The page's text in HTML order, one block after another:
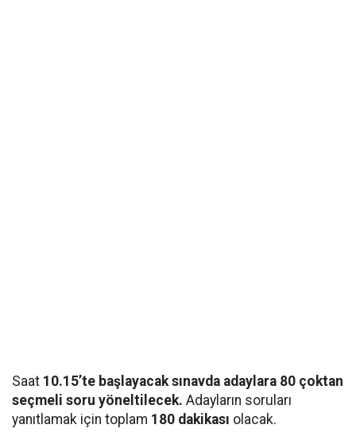
Saat 10.15’te başlayacak sınavda adaylara 80 çoktan
seçmeli soru yöneltilecek. Adayların soruları
yanıtlamak için toplam 180 dakikası olacak.